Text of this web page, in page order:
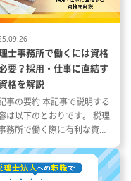
金、請求、出
日常業務が安定
り
査対応の推進
期決算、年次決
スケジュール管
残高、仕訳、税
ビュー
士法人、親会
説明・資料提出
論点整理、関係
士事務所で働くには資格
要？採用・仕事に直結す
格を解説
事の要約 本記事で説明する
は以下のとおりです。 税理
務所で働く際に有利な資格
と資格が与える影響 資格や
ルを活かした税理士事務所